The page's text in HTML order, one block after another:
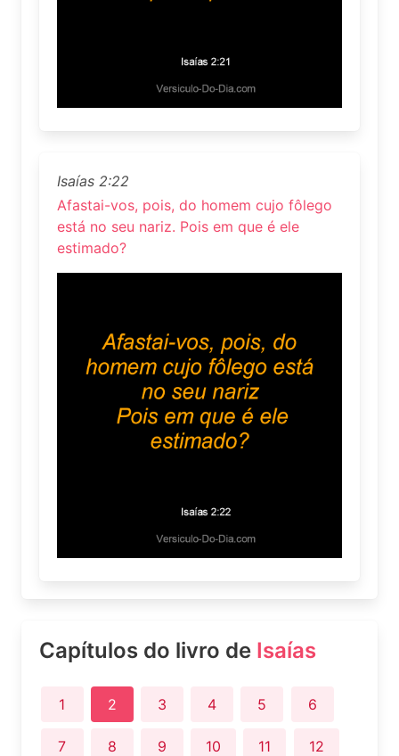
Isaías 2:22
Afastai-vos, pois, do homem cujo fôlego
está no seu nariz. Pois em que é ele
estimado?
Capítulos do livro de Isaías
1 2 3 4 5 6
7 8 9 10 11 12